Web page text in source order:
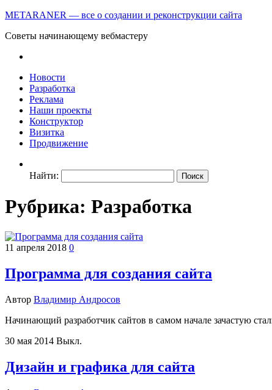
METARANER — все о создании и реконструкции сайта
Советы начинающему вебмастеру
Новости
Разработка
Реклама
Наши проекты
Конструктор
Визитка
Продвижение
Найти:
Рубрика: Разработка
11 апреля 2018 0
Программа для создания сайта
Автор Владимир Андросов
Начинающий разработчик сайтов в самом начале зачастую
30 мая 2014 Выкл.
Дизайн и графика для сайта